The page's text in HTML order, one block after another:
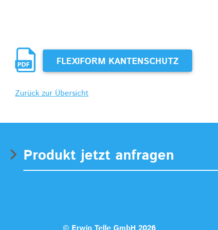
FLEXIFORM KANTENSCHUTZ
Zurück zur Übersicht
Produkt jetzt anfragen